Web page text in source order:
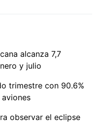
alcanza 7,7
y julio
trimestre con 90.6%
observar el eclipse